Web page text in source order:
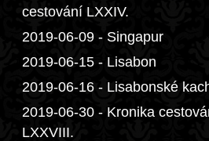
cestování LXXIV.
2019-06-09 - Singapur
2019-06-15 - Lisabon
2019-06-16 - Lisabonské
2019-06-30 - Kronika
LXXVIII.